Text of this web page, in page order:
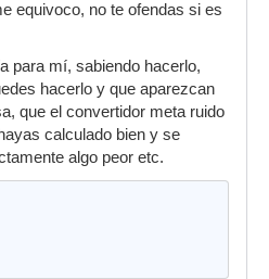
equivoco, no te ofendas si es
para mí, sabiendo hacerlo,
hacerlo y que aparezcan
que el convertidor meta ruido
calculado bien y se
algo peor etc.